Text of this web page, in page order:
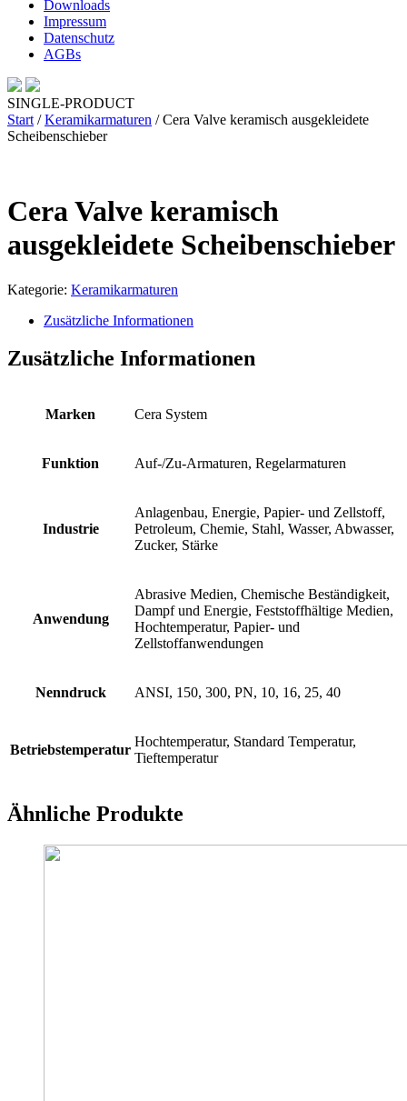
Downloads
Impressum
Datenschutz
AGBs
SINGLE-PRODUCT
Start /Keramikarmaturen / Cera Valve keramisch ausgekleidete
Scheibenschieber
Cera Valve keramisch
ausgekleidete Scheibenschieber
Kategorie: Keramikarmaturen
Zusätzliche Informationen
Zusätzliche Informationen
Marken Cera System
Funktion Auf-/Zu-Armaturen, Regelarmaturen
Industrie
Anlagenbau, Energie, Papier- und Zellstoff,
Petroleum, Chemie, Stahl, Wasser, Abwasser,
Zucker, Stärke
Anwendung
Abrasive Medien, Chemische Beständigkeit,
Dampf und Energie, Feststoffhältige Medien,
Hochtemperatur, Papier- und
Zellstoffanwendungen
Nenndruck ANSI, 150, 300, PN, 10, 16, 25, 40
Betriebstemperatur
Hochtemperatur, Standard Temperatur,
Tieftemperatur
Ähnliche Produkte